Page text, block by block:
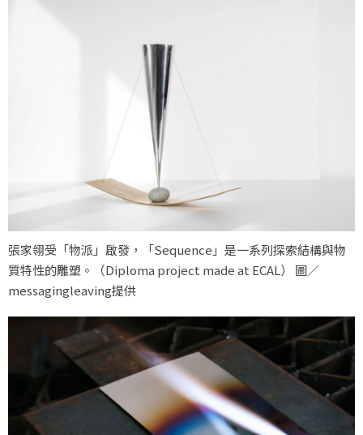
張家翎受「物派」啟發，「Sequence」是一系列探索結構與物
質特性的雕塑。（Diploma project made at ECAL） 圖／
messagingleaving提供